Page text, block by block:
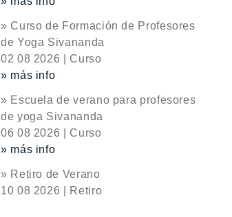
» Curso de Formación de Profesores
de Yoga Sivananda
02 08 2026 | Curso
» más info
» Escuela de verano para profesores
de yoga Sivananda
06 08 2026 | Curso
» más info
» Retiro de Verano
10 08 2026 | Retiro